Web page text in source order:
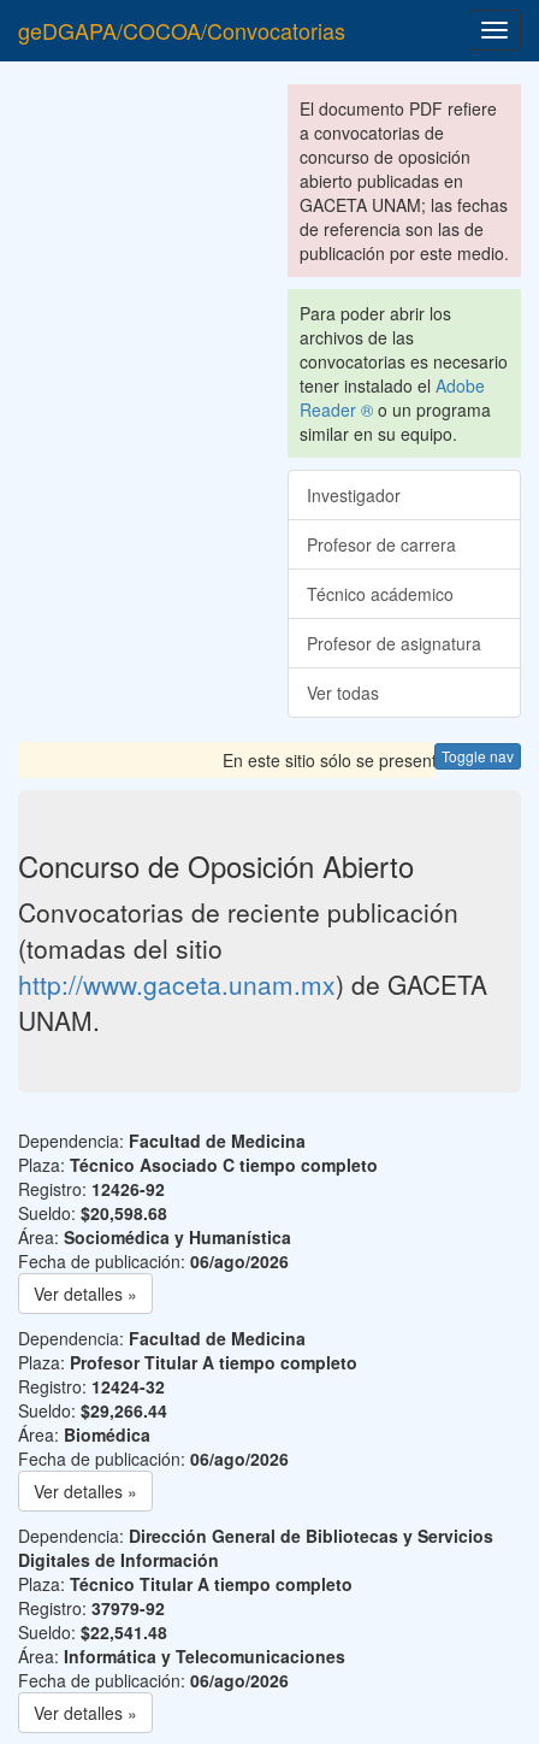
geDGAPA/COCOA/Convocatorias
El documento PDF refiere
a convocatorias de
concurso de oposición
abierto publicadas en
GACETA UNAM; las fechas
de referencia son las de
publicación por este medio.
Para poder abrir los
archivos de las
convocatorias es necesario
tener instalado el Adobe
Reader ® o un programa
similar en su equipo.
Investigador
Profesor de carrera
Técnico acádemico
Profesor de asignatura
Ver todas
Toggle nav
En este sitio sólo se presentan las
Concurso de Oposición Abierto
Convocatorias de reciente publicación
(tomadas del sitio
http://www.gaceta.unam.mx) de GACETA
UNAM.
Dependencia: Facultad de Medicina
Plaza: Técnico Asociado C tiempo completo
Registro: 12426-92
Sueldo: $20,598.68
Área: Sociomédica y Humanística
Fecha de publicación: 06/ago/2026
Ver detalles »
Dependencia: Facultad de Medicina
Plaza: Profesor Titular A tiempo completo
Registro: 12424-32
Sueldo: $29,266.44
Área: Biomédica
Fecha de publicación: 06/ago/2026
Ver detalles »
Dependencia: Dirección General de Bibliotecas y Servicios
Digitales de Información
Plaza: Técnico Titular A tiempo completo
Registro: 37979-92
Sueldo: $22,541.48
Área: Informática y Telecomunicaciones
Fecha de publicación: 06/ago/2026
Ver detalles »